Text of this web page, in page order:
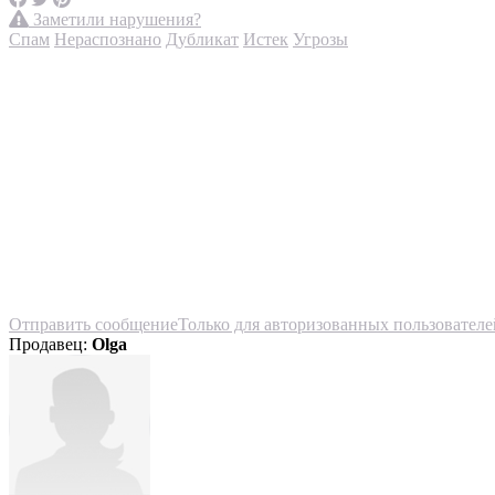
Заметили нарушения?
Спам Нераспознано Дубликат Истек Угрозы
Отправить сообщениеТолько для авторизованных
Продавец: Olga